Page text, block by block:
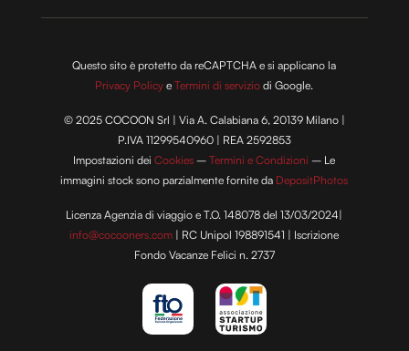
Questo sito è protetto da reCAPTCHA e si applicano la
Privacy Policy eTermini di servizio di Google.
© 2025 COCOON Srl | Via A. Calabiana 6, 20139 Milano |
P.IVA 11299540960 | REA 2592853
Impostazioni deiCookies –Termini e Condizioni – Le
immagini stock sono parzialmente fornite da DepositPhotos
Licenza Agenzia di viaggio e T.O. 148078 del 13/03/2024|
info@cocooners.com | RC Unipol 198891541 | Iscrizione
Fondo Vacanze Felici n. 2737